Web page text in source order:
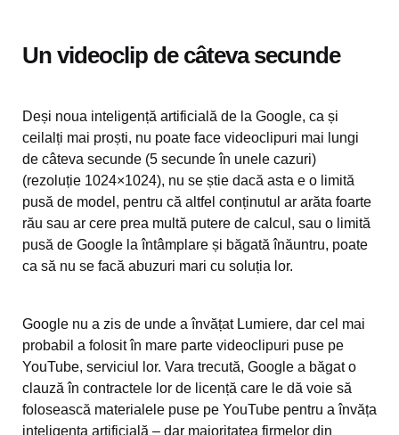
Un videoclip de câteva secunde
Deși noua inteligență artificială de la Google, ca și
ceilalți mai proști, nu poate face videoclipuri mai lungi
de câteva secunde (5 secunde în unele cazuri)
(rezoluție 1024×1024), nu se știe dacă asta e o limită
pusă de model, pentru că altfel conținutul ar arăta foarte
rău sau ar cere prea multă putere de calcul, sau o limită
pusă de Google la întâmplare și băgată înăuntru, poate
ca să nu se facă abuzuri mari cu soluția lor.
Google nu a zis de unde a învățat Lumiere, dar cel mai
probabil a folosit în mare parte videoclipuri puse pe
YouTube, serviciul lor. Vara trecută, Google a băgat o
clauză în contractele lor de licență care le dă voie să
folosească materialele puse pe YouTube pentru a învăța
inteligența artificială – dar majoritatea firmelor din